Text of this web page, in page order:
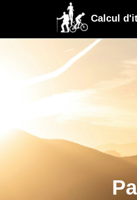
Calcul